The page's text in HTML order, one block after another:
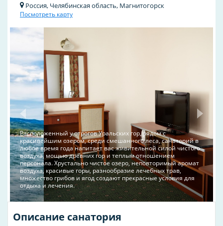
Россия, Челябинская область, Магнитогорск
Посмотреть карту
Расположенный у отрогов Уральских гор, рядом с
красивейшим озером, среди смешанного леса, санаторий в
любое время года напитает вас живительной силой чистого
воздуха, мощью древних гор и теплым отношением
персонала. Хрустально чистое озеро, неповторимый аромат
воздуха, красивые горы, разнообразие лечебных трав,
множество грибов и ягод создают прекрасные условия для
отдыха и лечения.
Описание санатория